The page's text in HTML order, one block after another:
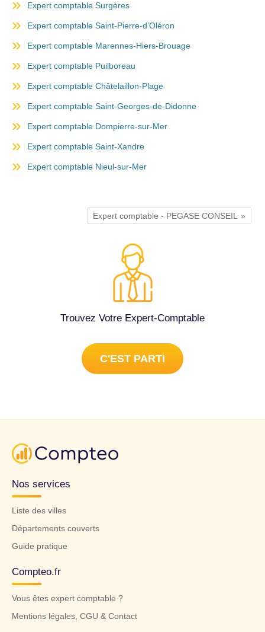
Expert comptable Surgères
Expert comptable Saint-Pierre-d’Oléron
Expert comptable Marennes-Hiers-Brouage
Expert comptable Puilboreau
Expert comptable Châtelaillon-Plage
Expert comptable Saint-Georges-de-Didonne
Expert comptable Dompierre-sur-Mer
Expert comptable Saint-Xandre
Expert comptable Nieul-sur-Mer
Expert comptable - PEGASE CONSEIL
Trouvez Votre Expert-Comptable
C'EST PARTI
Nos services
Liste des villes
Départements couverts
Guide pratique
Compteo.fr
Vous êtes expert comptable ?
Mentions légales, CGU & Contact